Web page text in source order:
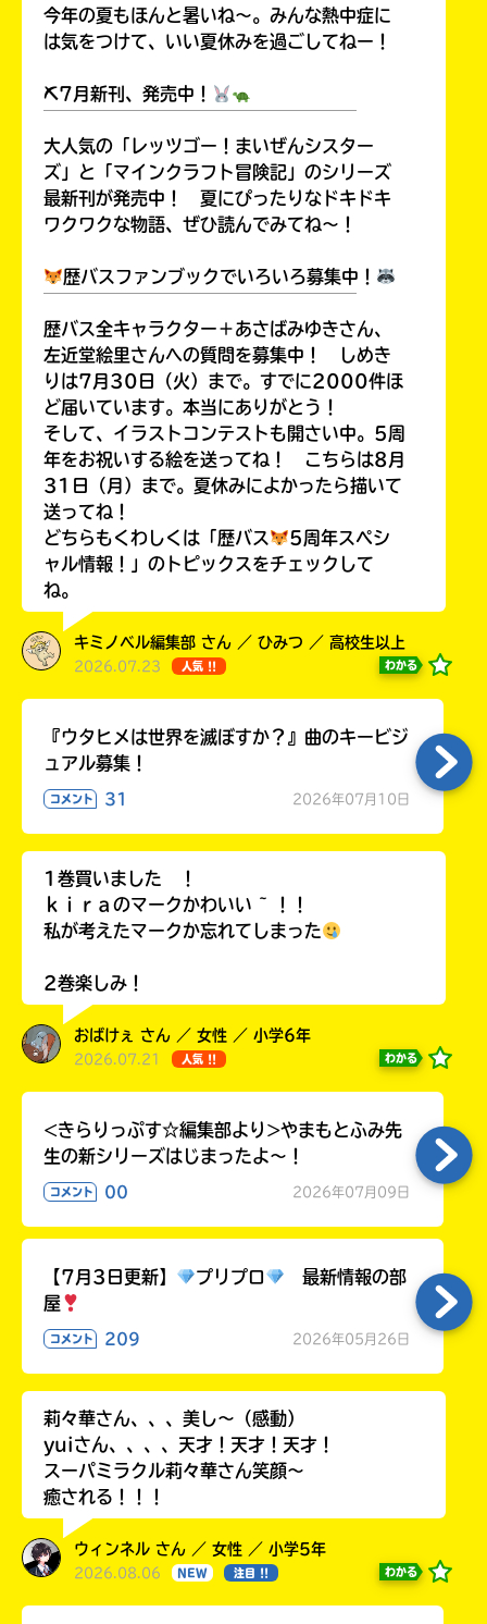
今年の夏もほんと暑いね～。みんな熱中症に
は気をつけて、いい夏休みを過ごしてねー！
⛏7月新刊、発売中！
大人気の「レッツゴー！まいぜんシスター
ズ」と「マインクラフト冒険記」のシリーズ
最新刊が発売中！ 夏にぴったりなドキドキ
ワクワクな物語、ぜひ読んでみてね～！
歴バスファンブックでいろいろ募集中！
歴バス全キャラクター＋あさばみゆきさん、
左近堂絵里さんへの質問を募集中！ しめき
りは7月30日（火）まで。すでに2000件ほ
ど届いています。本当にありがとう！
そして、イラストコンテストも開さい中。5周
年をお祝いする絵を送ってね！ こちらは8月
31日（月）まで。夏休みによかったら描いて
送ってね！
どちらもくわしくは「歴バス
5周年スペシ
ャル情報！」のトピックスをチェックして
ね。
キミノベル編集部 さん ／ ひみつ ／ 高校生以上
2026.07.23 人気 !! わかる
『ウタヒメは世界を滅ぼすか？』曲のキービジ
ュアル募集！
コメント 31 2026年07月10日
1巻買いました ！
ｋｉｒａのマークかわいい ~ ！！
私が考えたマークか忘れてしまった
2巻楽しみ！
おばけぇ さん ／ 女性 ／ 小学6年
2026.07.21 人気 !! わかる
<きらりっぷす☆編集部より>やまもとふみ先
生の新シリーズはじまったよ～！
コメント 00 2026年07月09日
【7月3日更新】 プリプロ
最新情報の部
屋
コメント 209 2026年05月26日
莉々華さん、、、美し〜（感動）
yuiさん、、、、天才！天才！天才！
スーパミラクル莉々華さん笑顔〜
癒される！！！
ウィンネル さん ／ 女性 ／ 小学5年
2026.08.06 NEW 注目 !! わかる